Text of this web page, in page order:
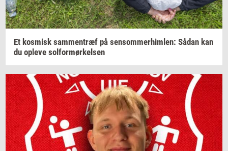
Et kos­misk sam­men­træf på sen­som­mer­him­len: Sådan kan
du op­le­ve sol­for­mør­kel­sen